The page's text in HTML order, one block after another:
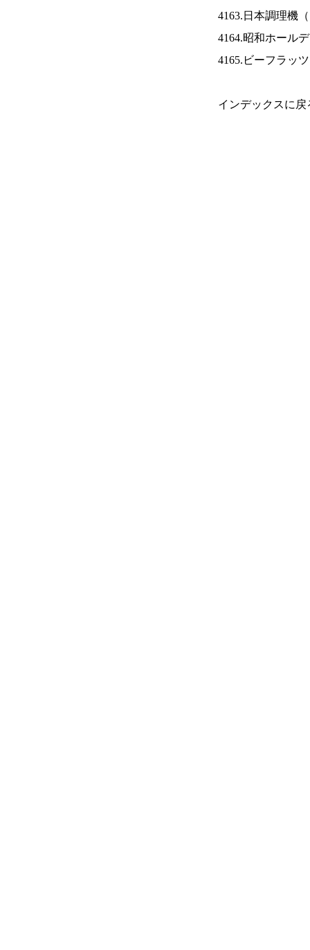
4163.日本調理機（
4164.昭和ホール
4165.ビーフラッ
インデックスに戻